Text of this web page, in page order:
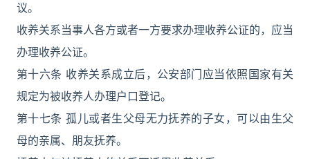
议。
收养关系当事人各方或者一方要求办理收养公证的，应当
办理收养公证。
第十六条 收养关系成立后，公安部门应当依照国家有关
规定为被收养人办理户口登记。
第十七条 孤儿或者生父母无力抚养的子女，可以由生父
母的亲属、朋友抚养。